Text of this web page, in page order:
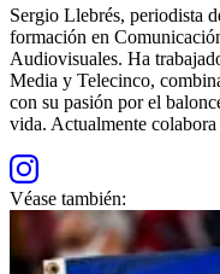
Sergio Llebrés, periodista
formación en
Audiovisuales. Ha
Media y Telecinco,
con su pasión por el
vida. Actualmente
Véase también: